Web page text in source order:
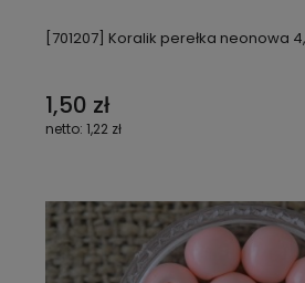
[701207] Koralik perełka neonowa
1,50 zł
1,22 zł